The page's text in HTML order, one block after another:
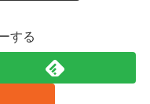
する